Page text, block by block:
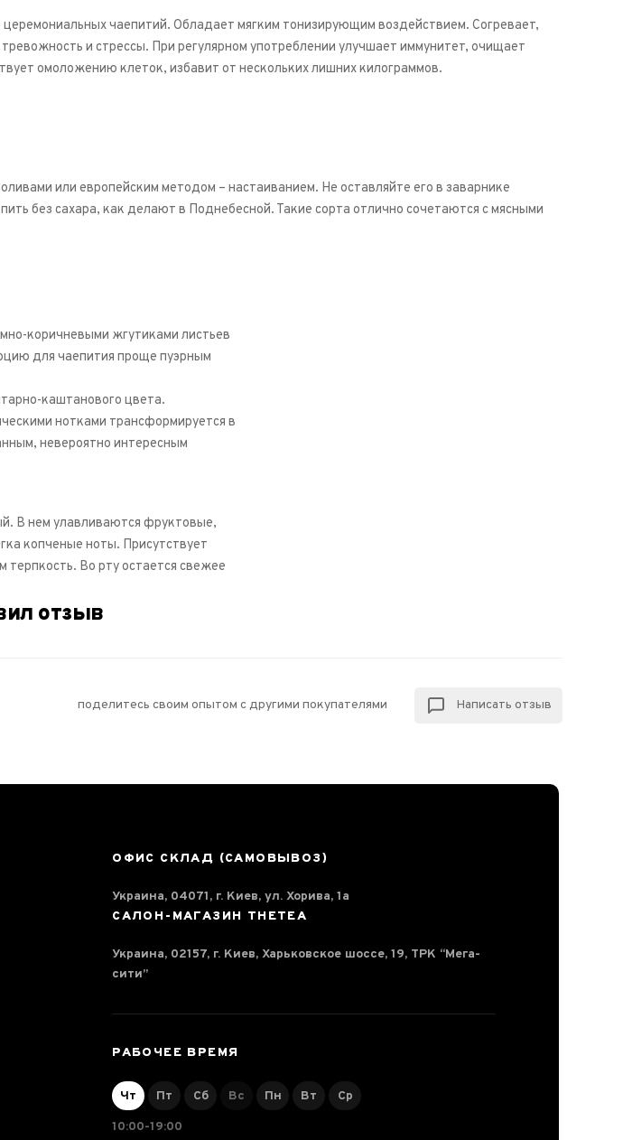
чаепитий. Обладает мягким тонизирующим воздействием. Согревает,
и стрессы. При регулярном употреблении улучшает иммунитет, очищает
омоложению клеток, избавит от нескольких лишних килограммов.
или европейским методом – настаиванием. Не оставляйте его в заварнике
без сахара, как делают в Поднебесной. Такие сорта отлично сочетаются с мясными
коричневыми жгутиками листьев
для чаепития проще пуэрным
каштанового цвета.
нотками трансформируется в
невероятно интересным
В нем улавливаются фруктовые,
копченые ноты. Присутствует
терпкость. Во рту остается свежее
отзыв
поделитесь своим опытом с другими покупателями Написать отзыв
ОФИС СКЛАД (САМОВЫВОЗ)
Украина, 04071, г. Киев, ул. Хорива, 1а
САЛОН-МАГАЗИН THETEA
Украина, 02157, г. Киев, Харьковское шоссе, 19, ТРК “Мега-
сити”
РАБОЧЕЕ ВРЕМЯ
Чт Пт Сб Вс Пн Вт
Ср
10:00-19:00